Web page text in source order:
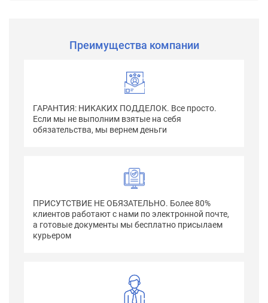
Преимущества компании
ГАРАНТИЯ: НИКАКИХ ПОДДЕЛОК. Все просто.
Если мы не выполним взятые на себя
обязательства, мы вернем деньги
ПРИСУТСТВИЕ НЕ ОБЯЗАТЕЛЬНО. Более 80%
клиентов работают с нами по электронной почте,
а готовые документы мы бесплатно присылаем
курьером